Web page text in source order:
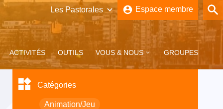
ACTIVITÉS OUTILS VOUS & NOUS GROUPES
Brabant-Wallon
Namur-Lux
Tournai
account_circle Espace membre
Catégories
Animation/Jeu